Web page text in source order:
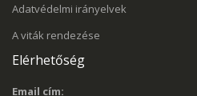
Adatvédelmi irányelvek
A viták rendezése
Elérhetőség
Email cím: